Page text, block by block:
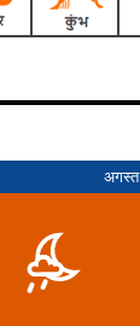
अगस्त